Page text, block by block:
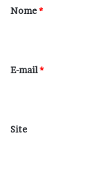
r
*
Nome*
E-mail*
Site